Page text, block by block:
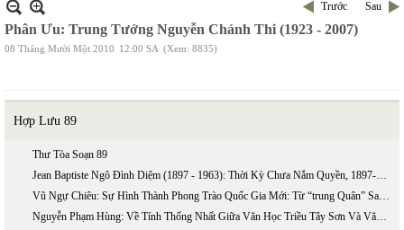
Trước Sau
Phân Ưu: Trung Tướng Nguyễn Chánh Thi (1923 - 2007)
08 Tháng Mười Một 2010 12:00 SA (Xem: 8835)
Hợp Lưu 89
Thư Tòa Soạn 89
Jean Baptiste Ngô Đình Diệm (1897 - 1963): Thời Kỳ Chưa Nắm Quyền, 1897-1954 (phần 2)
Vũ Ngự Chiêu: Sự Hình Thành Phong Trào Quốc Gia Mới: Từ “trung Quân” Sang “ái Quốc”
Nguyễn Phạm Hùng: Về Tính Thống Nhất Giữa Văn Học Triều Tây Sơn Và Văn Học Triều Nguyễn